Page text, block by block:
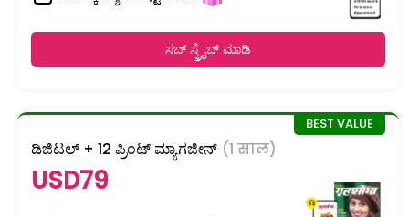
ಸಬ್ ಸ್ಕ್ರೈಬ್ ಮಾಡಿ
ಡಿಜಿಟಲ್ + 12 ಪ್ರಿಂಟ್ ಮ್ಯಾಗಜೀನ್ (1 साल)
USD79